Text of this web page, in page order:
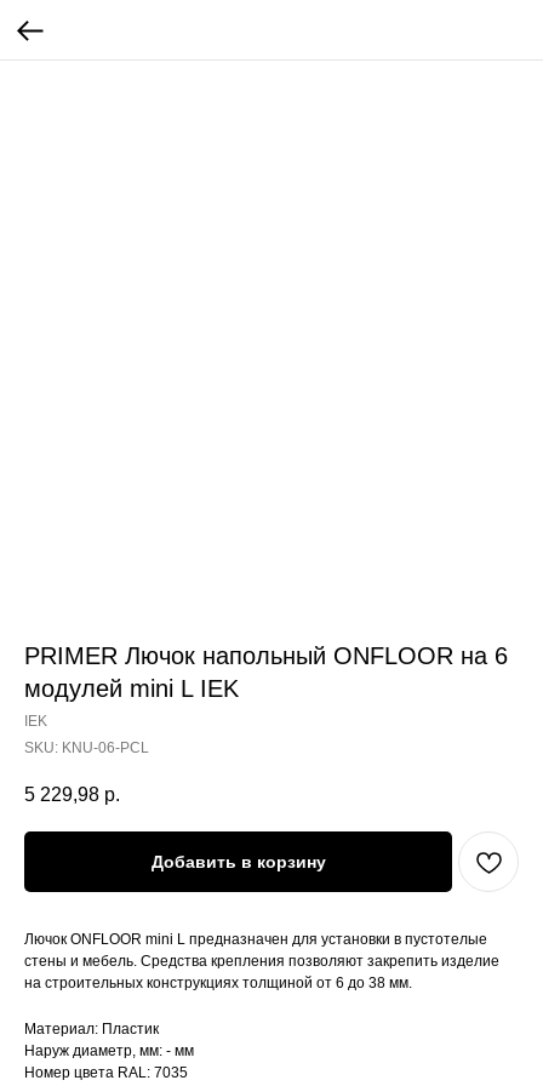
PRIMER Лючок напольный ONFLOOR на 6
модулей mini L IEK
IEK
SKU: KNU-06-PCL
5 229,98 р.
Добавить в корзину
Лючок ONFLOOR mini L предназначен для установки в пустотелые
стены и мебель. Средства крепления позволяют закрепить изделие
на строительных конструкциях толщиной от 6 до 38 мм.
Материал: Пластик
Наруж диаметр, мм: - мм
Номер цвета RAL: 7035